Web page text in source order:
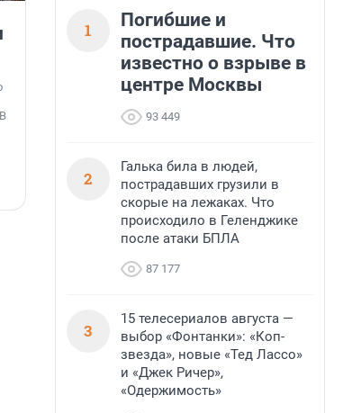
На водоёмах Ленобласти
заработали новые базовые
станции МегаФона
Инженеры МегаФона установили телеком-
Ленинградской области. Базовые станции
7 августа, 14:59
1
Погибшие и
пострадавшие. Что
известно о взрыве в
центре Москвы
93 449
2
Галька била в людей,
пострадавших грузили в
скорые на лежаках. Что
происходило в Геленджике
после атаки БПЛА
87 177
3
15 телесериалов августа —
выбор «Фонтанки»: «Коп-
звезда», новые «Тед Лассо»
и «Джек Ричер»,
«Одержимость»